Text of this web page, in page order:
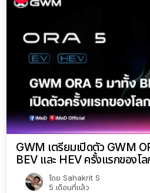
GWM เตรียมเปิดตัว GWM
BEV และ HEV ครั้งแรกของโ
โดย Sahakrit S
5 เดือนที่แล้ว